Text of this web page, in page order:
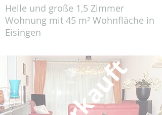
Helle und große 1,5 Zimmer
Wohnung mit 45 m² Wohnfläche in
Eisingen